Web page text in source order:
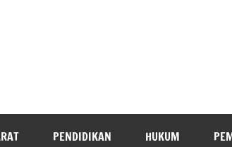
PENDIDIKAN HUKUM